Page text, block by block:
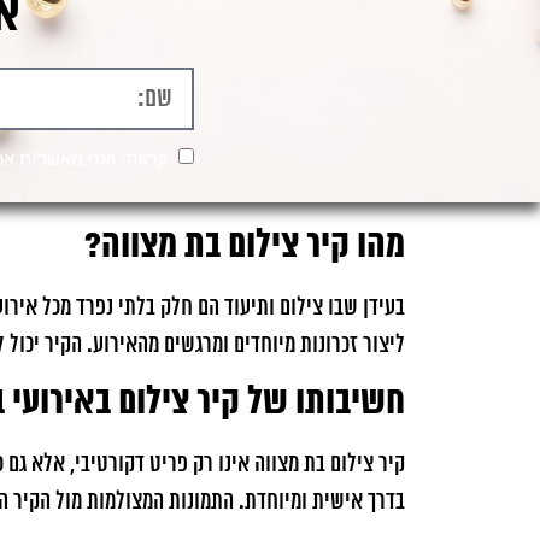
קראתי ואני מאשר/ת
מהו קיר צילום בת מצווה?
בעידן שבו צילום ותיעוד הם חלק בלתי נפרד מכל
ליצור זכרונות מיוחדים ומרגשים מהאירוע. הקיר
חשיבותו של קיר צילום
קיר צילום בת מצווה אינו רק פריט דקורטיבי, אלא
בדרך אישית ומיוחדת. התמונות המצולמות מול הקיר